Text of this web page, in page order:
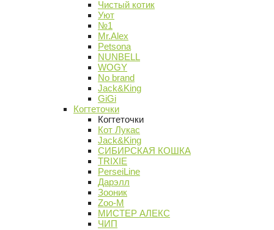
Чистый котик
Уют
№1
Mr.Alex
Petsona
NUNBELL
WOGY
No brand
Jack&King
GiGi
Когтеточки
Когтеточки
Кот Лукас
Jack&King
СИБИРСКАЯ КОШКА
TRIXIE
PerseiLine
Дарэлл
Зооник
Zoo-M
МИСТЕР АЛЕКС
ЧИП